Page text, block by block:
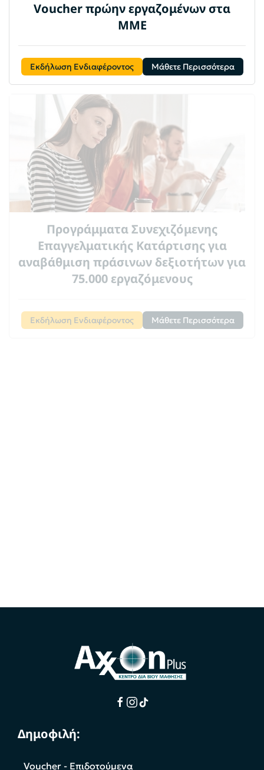
Voucher πρώην εργαζομένων στα
ΜΜΕ
Εκδήλωση Ενδιαφέροντος Μάθετε Περισσότερα
Προγράμματα Συνεχιζόμενης
Επαγγελματικής Κατάρτισης για
αναβάθμιση πράσινων δεξιοτήτων για
75.000 εργαζόμενους
Εκδήλωση Ενδιαφέροντος Μάθετε Περισσότερα
Δημοφιλή:
Voucher - Επιδοτούμενα